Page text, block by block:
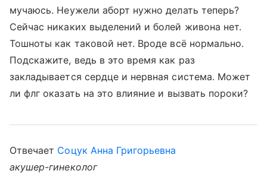
мучаюсь. Неужели аборт нужно делать теперь?
Сейчас никаких выделений и болей живона нет.
Тошноты как таковой нет. Вроде всё нормально.
Подскажите, ведь в это время как раз
закладывается сердце и нервная система. Может
ли флг оказать на это влияние и вызвать пороки?
Отвечает Соцук Анна Григорьевна
акушер-гинеколог